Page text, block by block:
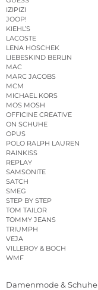
IZIPIZI
JOOP!
KIEHL’S
LACOSTE
LENA HOSCHEK
LIEBESKIND BERLIN
MAC
MARC JACOBS
MCM
MICHAEL KORS
MOS MOSH
OFFICINE CREATIVE
ON SCHUHE
OPUS
POLO RALPH LAUREN
RAINKISS
REPLAY
SAMSONITE
SATCH
SMEG
STEP BY STEP
TOM TAILOR
TOMMY JEANS
TRIUMPH
VEJA
VILLEROY & BOCH
WMF
Damenmode & Schuhe